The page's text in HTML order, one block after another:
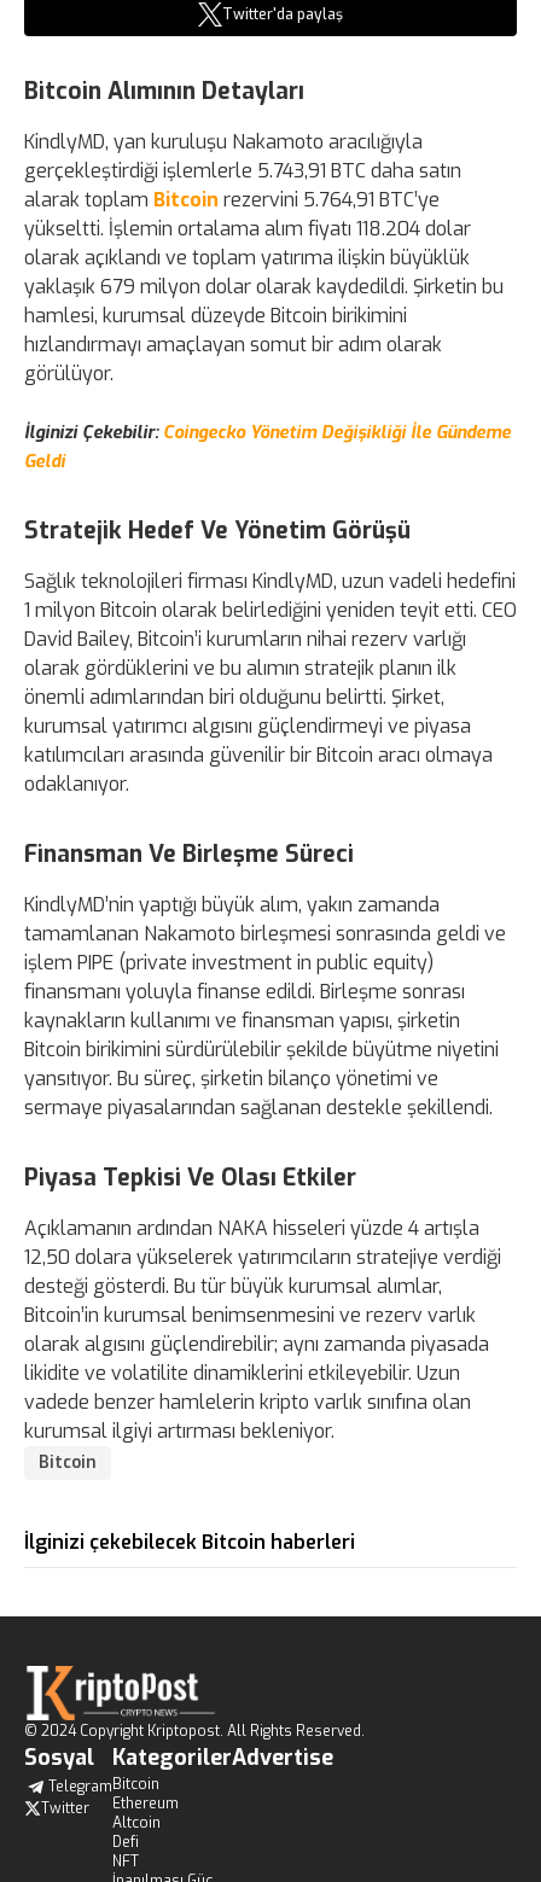
Twitter'da paylaş
Bitcoin Alımının Detayları
KindlyMD, yan kuruluşu Nakamoto aracılığıyla
gerçekleştirdiği işlemlerle 5.743,91 BTC daha satın
alarak toplam Bitcoin rezervini 5.764,91 BTC’ye
yükseltti. İşlemin ortalama alım fiyatı 118.204 dolar
olarak açıklandı ve toplam yatırıma ilişkin büyüklük
yaklaşık 679 milyon dolar olarak kaydedildi. Şirketin bu
hamlesi, kurumsal düzeyde Bitcoin birikimini
hızlandırmayı amaçlayan somut bir adım olarak
görülüyor.
İlginizi Çekebilir: Coingecko Yönetim Değişikliği İle Gündeme
Geldi
Stratejik Hedef Ve Yönetim Görüşü
Sağlık teknolojileri firması KindlyMD, uzun vadeli hedefini
1 milyon Bitcoin olarak belirlediğini yeniden teyit etti. CEO
David Bailey, Bitcoin’i kurumların nihai rezerv varlığı
olarak gördüklerini ve bu alımın stratejik planın ilk
önemli adımlarından biri olduğunu belirtti. Şirket,
kurumsal yatırımcı algısını güçlendirmeyi ve piyasa
katılımcıları arasında güvenilir bir Bitcoin aracı olmaya
odaklanıyor.
Finansman Ve Birleşme Süreci
KindlyMD’nin yaptığı büyük alım, yakın zamanda
tamamlanan Nakamoto birleşmesi sonrasında geldi ve
işlem PIPE (private investment in public equity)
finansmanı yoluyla finanse edildi. Birleşme sonrası
kaynakların kullanımı ve finansman yapısı, şirketin
Bitcoin birikimini sürdürülebilir şekilde büyütme niyetini
yansıtıyor. Bu süreç, şirketin bilanço yönetimi ve
sermaye piyasalarından sağlanan destekle şekillendi.
Piyasa Tepkisi Ve Olası Etkiler
Açıklamanın ardından NAKA hisseleri yüzde 4 artışla
12,50 dolara yükselerek yatırımcıların stratejiye verdiği
desteği gösterdi. Bu tür büyük kurumsal alımlar,
Bitcoin’in kurumsal benimsenmesini ve rezerv varlık
olarak algısını güçlendirebilir; aynı zamanda piyasada
likidite ve volatilite dinamiklerini etkileyebilir. Uzun
vadede benzer hamlelerin kripto varlık sınıfına olan
kurumsal ilgiyi artırması bekleniyor.
Bitcoin
İlginizi çekebilecek Bitcoin haberleri
© 2024 Copyright Kriptopost. All Rights Reserved.
Sosyal
Telegram
Twitter
Kategoriler
Bitcoin
Ethereum
Altcoin
Defi
NFT
Advertise